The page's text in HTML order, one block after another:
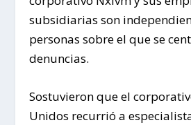
subsidiarias son
personas sobre el que se
denuncias.
Sostuvieron que el
Unidos recurrió a